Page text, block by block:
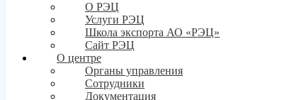
О РЭЦ
Услуги РЭЦ
Школа экспорта АО «РЭЦ»
Сайт РЭЦ
О центре
Органы управления
Сотрудники
Документация